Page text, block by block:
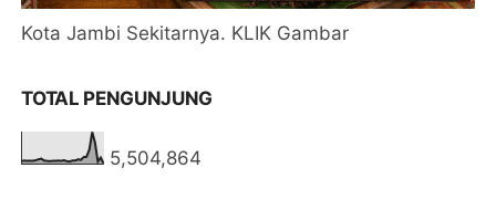
Kota Jambi Sekitarnya. KLIK Gambar
TOTAL PENGUNJUNG
5,504,864